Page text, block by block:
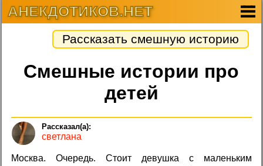
АНЕКДОТИКОВ.НЕТ
Рассказать смешную историю
Смешные истории про
детей
светлана
Москва. Очередь. Стоит девушка с маленьким